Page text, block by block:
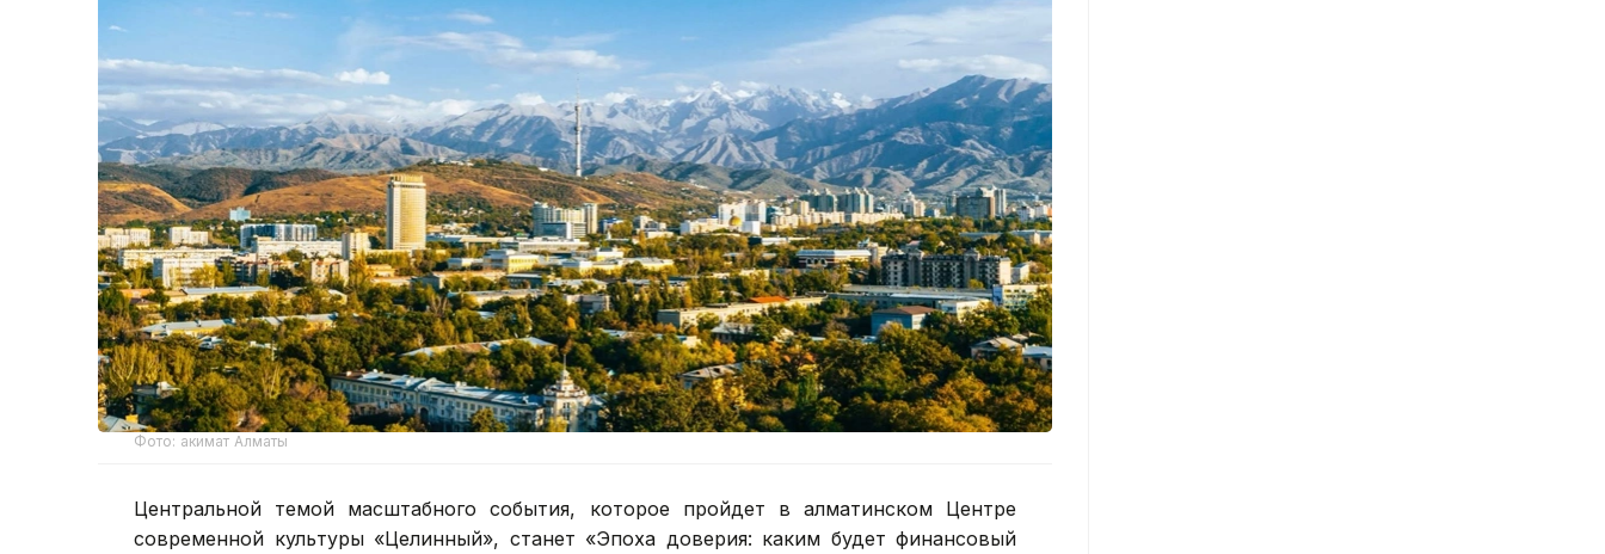
Фото: акимат Алматы
Центральной темой масштабного события, которое пройдет в алматинском Центре
современной культуры «Целинный», станет «Эпоха доверия: каким будет финансовый